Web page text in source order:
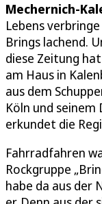
Mechernich-
Lebens
Brings lachend.
diese Zeitung
am Haus in
aus dem
Köln und
erkundet die
Fahrradfahren
Rockgruppe
habe da aus der